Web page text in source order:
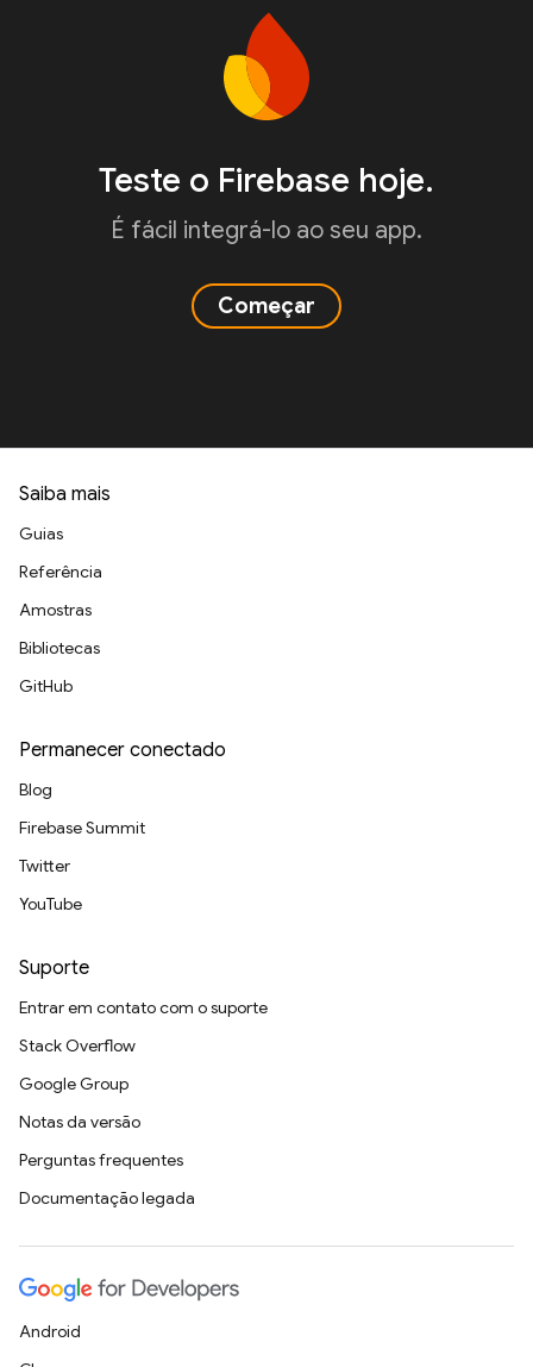
Teste o Firebase hoje.
É fácil integrá-lo ao seu app.
Começar
Saiba mais
Guias
Referência
Amostras
Bibliotecas
GitHub
Permanecer conectado
Blog
Firebase Summit
Twitter
YouTube
Suporte
Entrar em contato com o suporte
Stack Overflow
Google Group
Notas da versão
Perguntas frequentes
Documentação legada
Android